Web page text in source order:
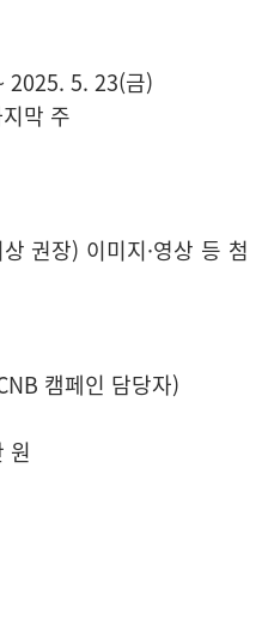
2025. 5. 23(금)
막 주
권장) 이미지·영상 등 첨
캠페인 담당자)
원